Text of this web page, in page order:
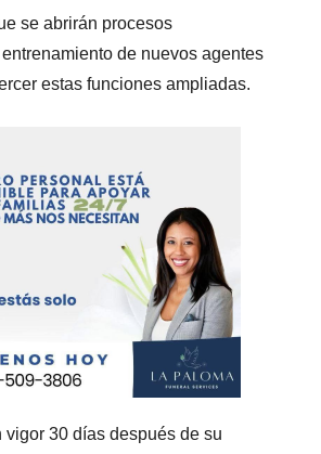
se abrirán procesos
de nuevos agentes
estas funciones ampliadas.
vigor 30 días después de su